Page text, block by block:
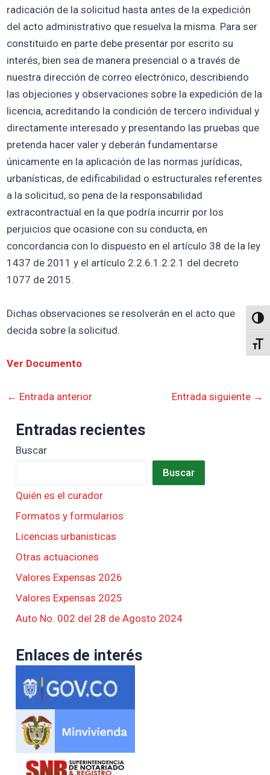
radicación de la solicitud hasta antes de la expedición
del acto administrativo que resuelva la misma. Para ser
constituido en parte debe presentar por escrito su
interés, bien sea de manera presencial o a través de
nuestra dirección de correo electrónico, describiendo
las objeciones y observaciones sobre la expedición de la
licencia, acreditando la condición de tercero individual y
directamente interesado y presentando las pruebas que
pretenda hacer valer y deberán fundamentarse
únicamente en la aplicación de las normas jurídicas,
urbanísticas, de edificabilidad o estructurales referentes
a la solicitud, so pena de la responsabilidad
extracontractual en la que podría incurrir por los
perjuicios que ocasione con su conducta, en
concordancia con lo dispuesto en el artículo 38 de la ley
1437 de 2011 y el artículo 2.2.6.1.2.2.1 del decreto
1077 de 2015.
Dichas observaciones se resolverán en el acto que
decida sobre la solicitud.
Ver Documento
← Entrada anterior Entrada siguiente →
Entradas recientes
Buscar
Buscar
Quién es el curador
Formatos y formularios
Licencias urbanisticas
Otras actuaciones
Valores Expensas 2026
Valores Expensas 2025
Auto No. 002 del 28 de Agosto 2024
Enlaces de interés